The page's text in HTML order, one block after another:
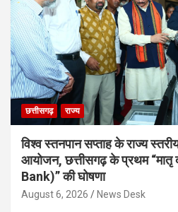
छत्तीसगढ़ राज्य
विश्व स्तनपान सप्ताह के राज्य
आयोजन, छत्तीसगढ़ के प्रथम
Bank)” की घोषणा
August 6, 2026 News Desk